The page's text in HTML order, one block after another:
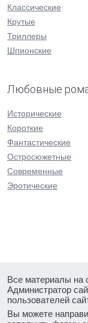
Классические
Крутые
Триллеры
Шпионские
Любовные
Исторические
Короткие
Фантастические
Остросюжетные
Современные
Эротические
Все материалы на
Администратор
пользователей
Вы можете